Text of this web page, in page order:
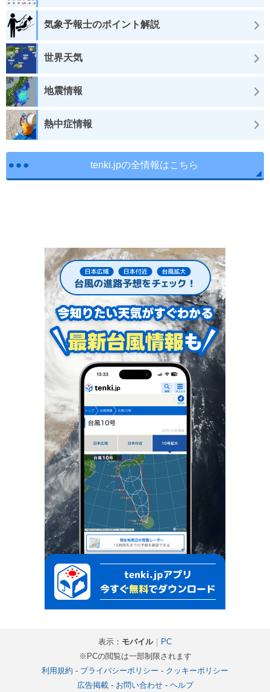
気象予報士のポイント解説
世界天気
地震情報
熱中症情報
tenki.jpの全情報はこちら
表示： モバイル｜ PC
※PCの閲覧は一部制限されます
利用規約 - プライバシーポリシー - クッキーポリシー
広告掲載- お問い合わせ- ヘルプ